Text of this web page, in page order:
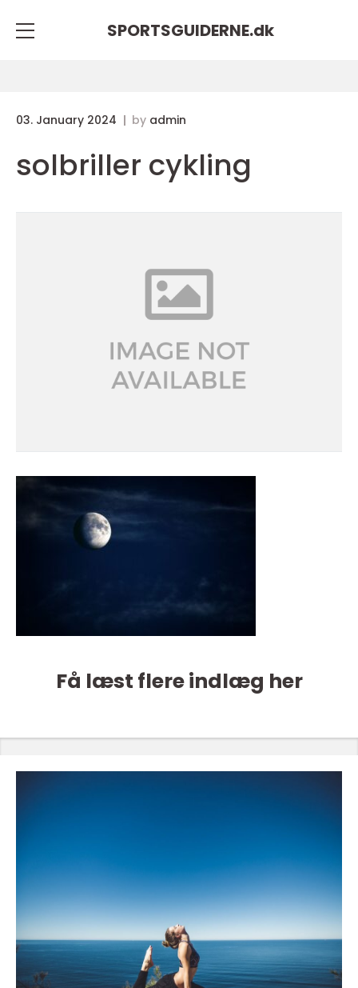
SPORTSGUIDERNE.dk
03. January 2024 by admin
solbriller cykling
Få læst flere indlæg her